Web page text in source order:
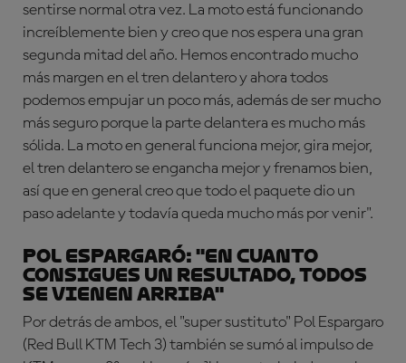
sentirse normal otra vez. La moto está funcionando
increíblemente bien y creo que nos espera una gran
segunda mitad del año. Hemos encontrado mucho
más margen en el tren delantero y ahora todos
podemos empujar un poco más, además de ser mucho
más seguro porque la parte delantera es mucho más
sólida. La moto en general funciona mejor, gira mejor,
el tren delantero se engancha mejor y frenamos bien,
así que en general creo que todo el paquete dio un
paso adelante y todavía queda mucho más por venir".
POL ESPARGARÓ: "En cuanto
consigues un resultado, todos
se vienen arriba"
Por detrás de ambos, el "super sustituto" Pol Espargaro
(Red Bull KTM Tech 3) también se sumó al impulso de